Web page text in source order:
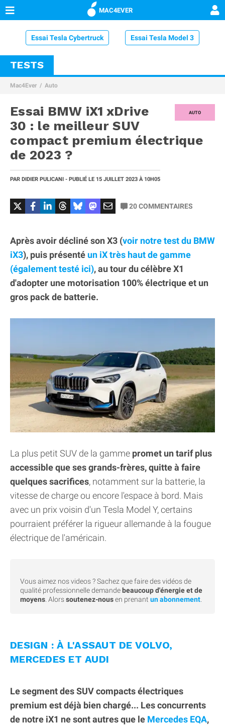
MAC4EVER
Essai Tesla Cybertruck Essai Tesla Model 3
Essai Volvo XC60
Essai Volkswagen ID.4
Essai BMW iX1 xDrive 30
TESTS
Mac4Ever Auto
AUTO
Essai BMW iX1 xDrive
30 : le meilleur SUV
compact premium électrique
de 2023 ?
PAR DIDIER PULICANI - PUBLIÉ LE 15 JUILLET 2023 À 10H05
20COMMENTAIRES
Après avoir décliné son X3 (voir notre test du BMW
iX3), puis présenté un iX très haut de gamme
(également testé ici), au tour du célèbre X1
d'adopter une motorisation 100% électrique et un
gros pack de batterie.
La plus petit SUV de la gamme promet un tarif plus
accessible que ses grands-frères, quitte à faire
quelques sacrifices, notamment sur la batterie, la
vitesse de charge ou encore l'espace à bord. Mais
avec un prix voisin d'un Tesla Model Y, certains
pourraient préférer la rigueur allemande à la fougue
électrique de l'américain.
Vous aimez nos videos ? Sachez que faire des vidéos de
qualité professionnelle demande beaucoup d'énergie et de
moyens . Alorssoutenez-nousen prenant un abonnement
DESIGN : À L'ASSAUT DE VOLVO,
MERCEDES ET AUDI
Le segment des SUV compacts électriques
premium est déjà bien chargé... Les concurrents
de notre iX1 ne sont autres que le Mercedes EQA,